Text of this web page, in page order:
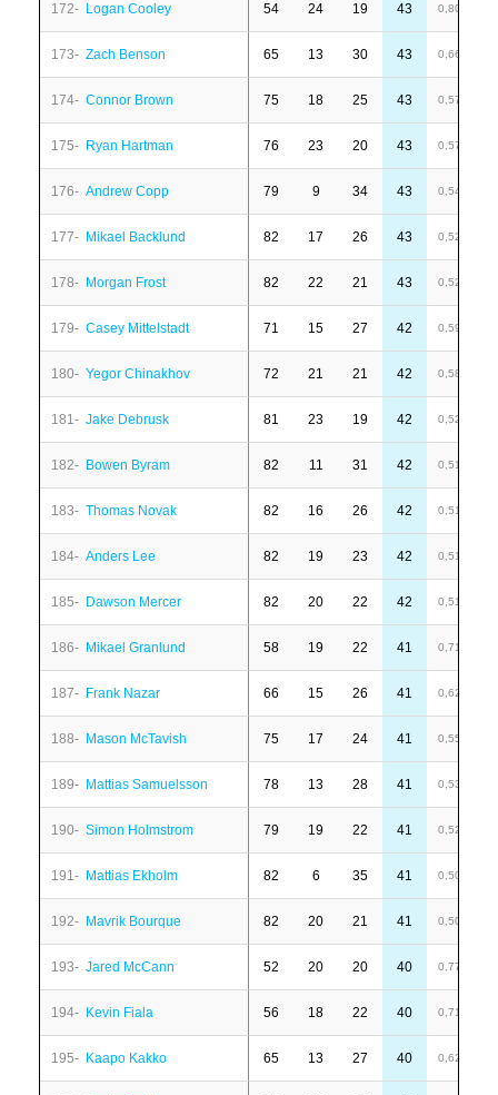
172- Logan Cooley 54 24 19 43 0,80
173- Zach Benson 65 13 30 43 0,66
174- Connor Brown 75 18 25 43 0,57
175- Ryan Hartman 76 23 20 43 0,57
176- Andrew Copp 79 9 34 43 0,54
177- Mikael Backlund 82 17 26 43 0,52
178- Morgan Frost 82 22 21 43 0,52
179- Casey Mittelstadt 71 15 27 42 0,59
180- Yegor Chinakhov 72 21 21 42 0,58
181- Jake Debrusk 81 23 19 42 0,52
182- Bowen Byram 82 11 31 42 0,51
183- Thomas Novak 82 16 26 42 0,51
184- Anders Lee 82 19 23 42 0,51
185- Dawson Mercer 82 20 22 42 0,51
186- Mikael Granlund 58 19 22 41 0,71
187- Frank Nazar 66 15 26 41 0,62
188- Mason McTavish 75 17 24 41 0,55
189- Mattias Samuelsson 78 13 28 41 0,53
190- Simon Holmstrom 79 19 22 41 0,52
191- Mattias Ekholm 82 6 35 41 0,50
192- Mavrik Bourque 82 20 21 41 0,50
193- Jared McCann 52 20 20 40 0,77
194- Kevin Fiala 56 18 22 40 0,71
195- Kaapo Kakko 65 13 27 40 0,62